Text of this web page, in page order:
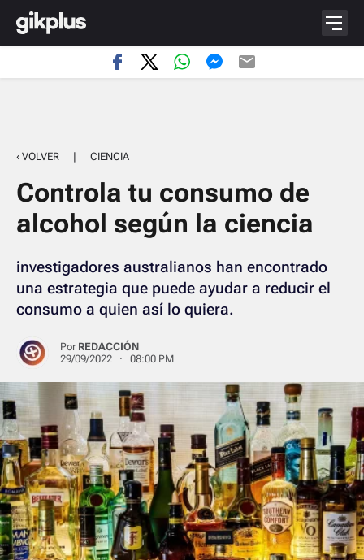
‹ VOLVER | CIENCIA
Controla tu consumo de
alcohol según la ciencia
investigadores australianos han encontrado
una estrategia que puede ayudar a reducir el
consumo a quien así lo quiera.
Por REDACCIÓN
29/09/2022 · 08:00 PM